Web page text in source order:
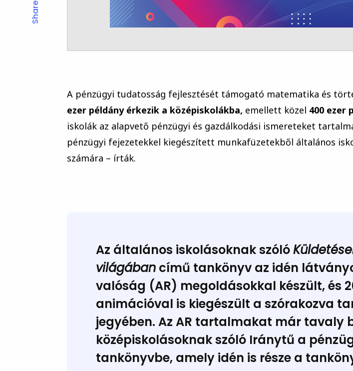
A pénzügyi tudatosság fejlesztését támogató matematika és
ezer példány érkezik a középiskolákba, emellett közel 400 ezer
iskolák az alapvető pénzügyi és gazdálkodási ismereteket
pénzügyi fejezetekkel kiegészített munkafüzetekből általános
számára – írták.
Az általános iskolásoknak szóló
világában című tankönyv az idén
valóság (AR) megoldásokkal készült, és
animációval is kiegészült a szórakozva
jegyében. Az AR tartalmakat már tavaly
középiskolásoknak szóló Iránytű a
tankönyvbe, amely idén is része a
Share